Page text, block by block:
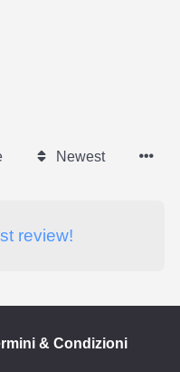
Newest
review!
& Condizioni